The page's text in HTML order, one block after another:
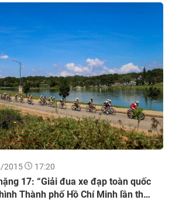
2015 17:20
17: “Giải đua xe đạp toàn quốc
Thành phố Hồ Chí Minh lần thứ